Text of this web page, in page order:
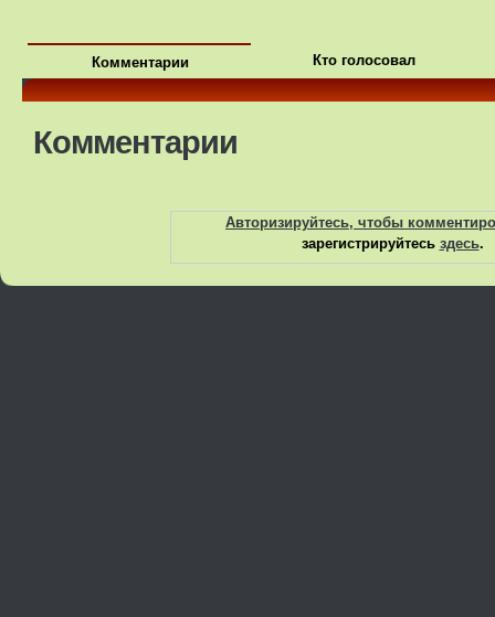
Комментарии Кто голосовал
Комментарии
Авторизируйтесь, чтобы
зарегистрируйтесь здесь.